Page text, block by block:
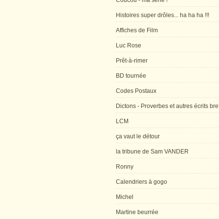
Histoires super drôles... ha ha ha !!!
Affiches de Film
Luc Rose
Prêt-à-rimer
BD tournée
Codes Postaux
Dictons - Proverbes et autres écrits
LCM
ça vaut le détour
la tribune de Sam VANDER
Ronny
Calendriers à gogo
Michel
Martine beurrée